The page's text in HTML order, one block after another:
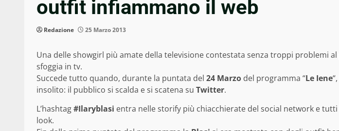
outfit infiammano il web
Redazione 25 Marzo 2013
Una delle showgirl più amate della televisione contestata senza troppi problemi
sfoggia in tv.
Succede tutto quando, durante la puntata del 24 Marzo del programma “Le Iene
insolito: il pubblico si scalda e si scatena su Twitter.
L’hashtag#Ilaryblasi entra nelle storify più chiacchierate del social network e
look.